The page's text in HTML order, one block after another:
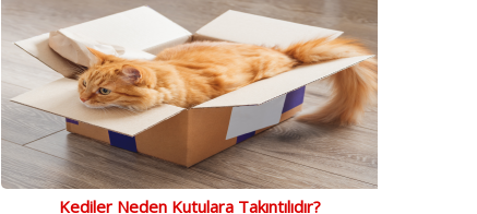
Kediler Neden Kutulara Takıntılıdır?